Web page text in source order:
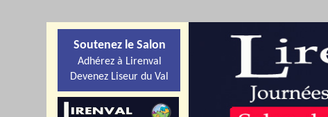
Soutenez le Salon
Adhérez à Lirenval
Devenez Liseur du Val